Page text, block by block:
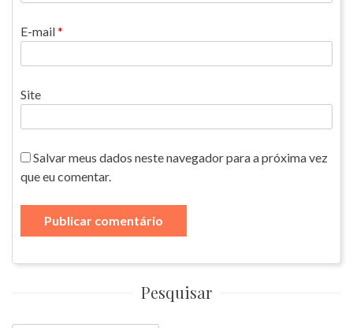
E-mail*
Site
Salvar meus dados neste navegador para a próxima vez
que eu comentar.
Pesquisar